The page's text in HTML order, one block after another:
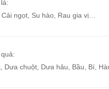
Cải ngọt, Su hào, Rau gia vị…
Dưa chuột, Dưa hâu, Bầu, Bí,